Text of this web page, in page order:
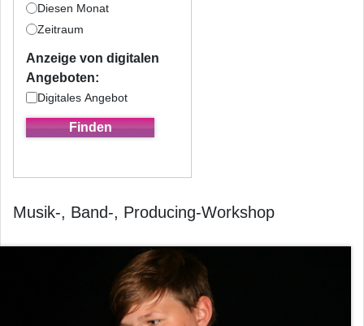
Diesen Monat
Zeitraum
Anzeige von digitalen
Angeboten:
Digitales Angebot
Musik-, Band-, Producing-Workshop